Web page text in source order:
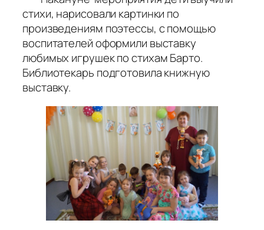
стихи, нарисовали картинки по
произведениям поэтессы, с помощью
воспитателей оформили выставку
любимых игрушек по стихам Барто.
Библиотекарь подготовила книжную
выставку.